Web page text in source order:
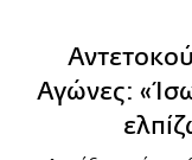
Αγώνες: